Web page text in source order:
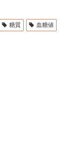
糖質 血糖値